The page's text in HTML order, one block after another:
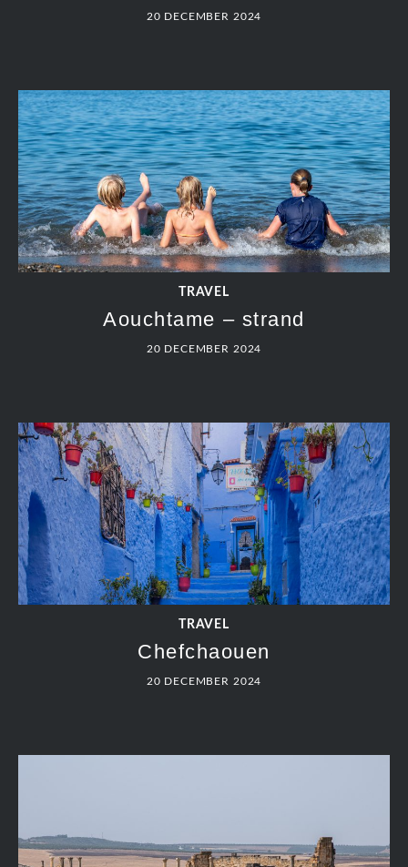
20 DECEMBER 2024
TRAVEL
Aouchtame – strand
20 DECEMBER 2024
TRAVEL
Chefchaouen
20 DECEMBER 2024